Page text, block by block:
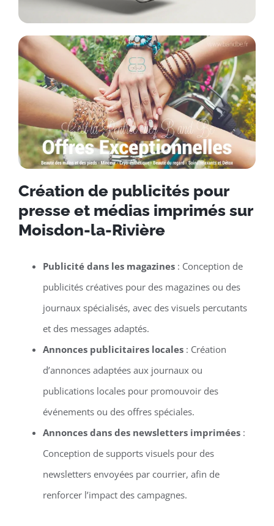
Création de publicités pour
presse et médias imprimés sur
Moisdon-la-Rivière
Publicité dans les magazines: Conception de
publicités créatives pour des magazines ou des
journaux spécialisés, avec des visuels percutants
et des messages adaptés.
Annonces publicitaires locales: Création
d’annonces adaptées aux journaux ou
publications locales pour promouvoir des
événements ou des offres spéciales.
Annonces dans des newsletters imprimées:
Conception de supports visuels pour des
newsletters envoyées par courrier, afin de
renforcer l’impact des campagnes.